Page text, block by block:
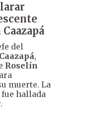
del
Caazapá,
Roselín
muerte. La
fue hallada